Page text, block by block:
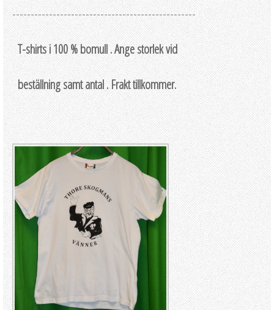
--------------------------------------------------
T-shirts i 100 % bomull . Ange storlek vid
beställning samt antal . Frakt tillkommer.